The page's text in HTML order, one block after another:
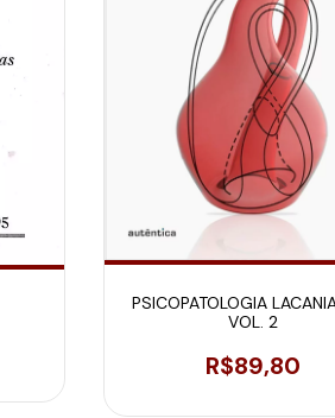
PSICOPATOLOGIA
VOL. 2
R$89,80